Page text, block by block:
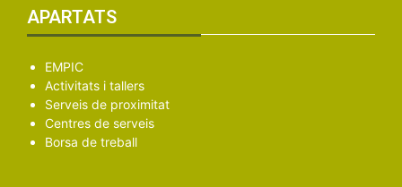
APARTATS
EMPIC
Activitats i tallers
Serveis de proximitat
Centres de serveis
Borsa de treball